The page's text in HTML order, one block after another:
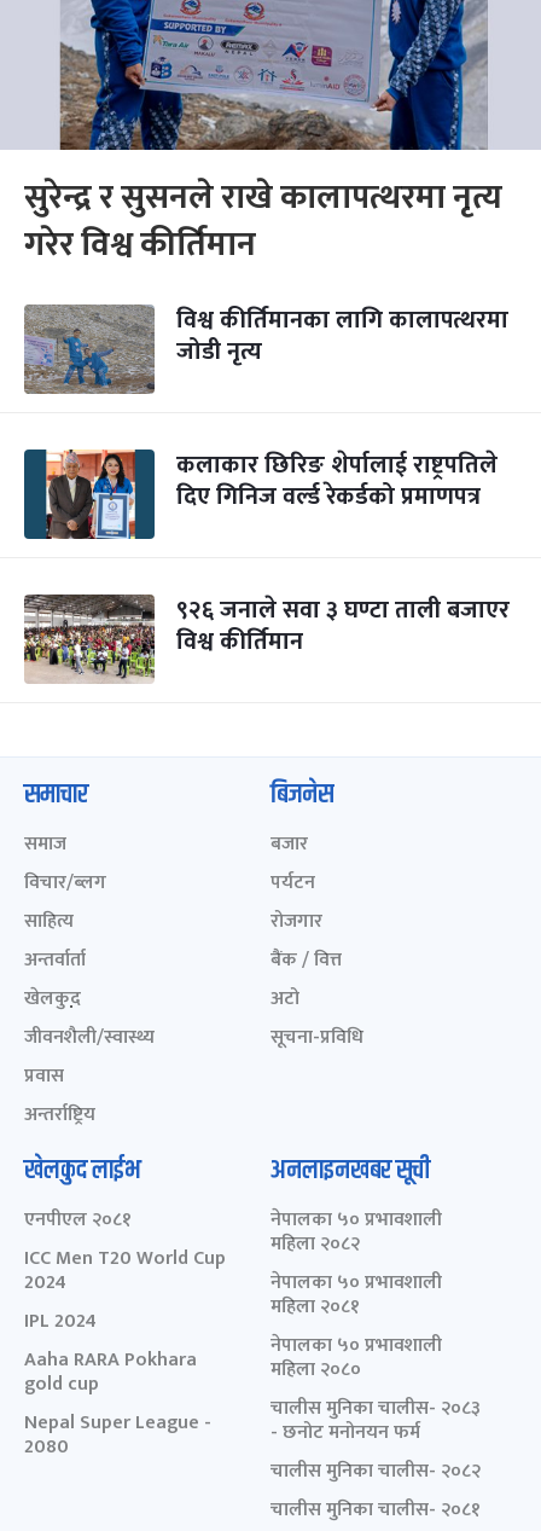
सुरेन्द्र र सुसनले राखे कालापत्थरमा नृत्य
गरेर विश्व कीर्तिमान
विश्व कीर्तिमानका लागि कालापत्थरमा
जोडी नृत्य
कलाकार छिरिङ शेर्पालाई राष्ट्रपतिले
दिए गिनिज वर्ल्ड रेकर्डको प्रमाणपत्र
९२६ जनाले सवा ३ घण्टा ताली बजाएर
विश्व कीर्तिमान
समाचार
समाज
विचार/ब्लग
साहित्य
अन्तर्वार्ता
खेलकुद़़
जीवनशैली/स्वास्थ्य
प्रवास
अन्तर्राष्ट्रिय
बिजनेस
बजार
पर्यटन
रोजगार
बैंक / वित्त
अटो
सूचना-प्रविधि
खेलकुद लाईभ
एनपीएल २०८१
ICC Men T20 World Cup
2024
IPL 2024
Aaha RARA Pokhara
gold cup
Nepal Super League -
2080
अनलाइनखबर सूची
नेपालका ५० प्रभावशाली
महिला २०८२
नेपालका ५० प्रभावशाली
महिला २०८१
नेपालका ५० प्रभावशाली
महिला २०८०
चालीस मुनिका चालीस- २०८३
- छनोट मनोनयन फर्म
चालीस मुनिका चालीस- २०८२
चालीस मुनिका चालीस- २०८१